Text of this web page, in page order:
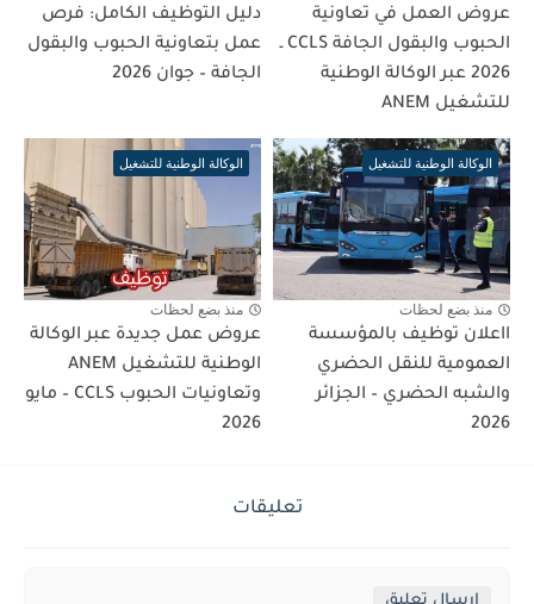
عروض العمل في تعاونية
الحبوب والبقول الجافة CCLS ـ
2026 عبر الوكالة الوطنية
للتشغيل ANEM
دليل التوظيف الكامل: فرص
عمل بتعاونية الحبوب والبقول
الجافة – جوان 2026
الوكالة الوطنية للتشغيل
منذ بضع لحظات
ااعلان توظيف بالمؤسسة
العمومية للنقل الحضري
والشبه الحضري – الجزائر
2026
الوكالة الوطنية للتشغيل
منذ بضع لحظات
عروض عمل جديدة عبر الوكالة
الوطنية للتشغيل ANEM
وتعاونيات الحبوب CCLS – مايو
2026
تعليقات